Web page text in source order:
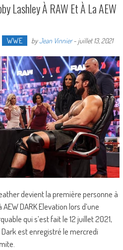
Lashley À RAW Et À La AEW
WWE byJean Vinnier- juillet 13, 2021
devient la première personne à
DARK Elevation lors d’une
qui s’est fait le 12 juillet 2021,
est enregistré le mercredi